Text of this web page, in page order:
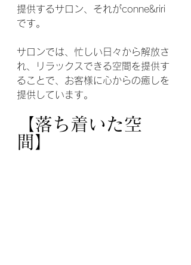
提供するサロン、それがconne&riri
です。
サロンでは、忙しい日々から解放さ
れ、リラックスできる空間を提供す
ることで、お客様に心からの癒しを
提供しています。
【落ち着いた空
間】